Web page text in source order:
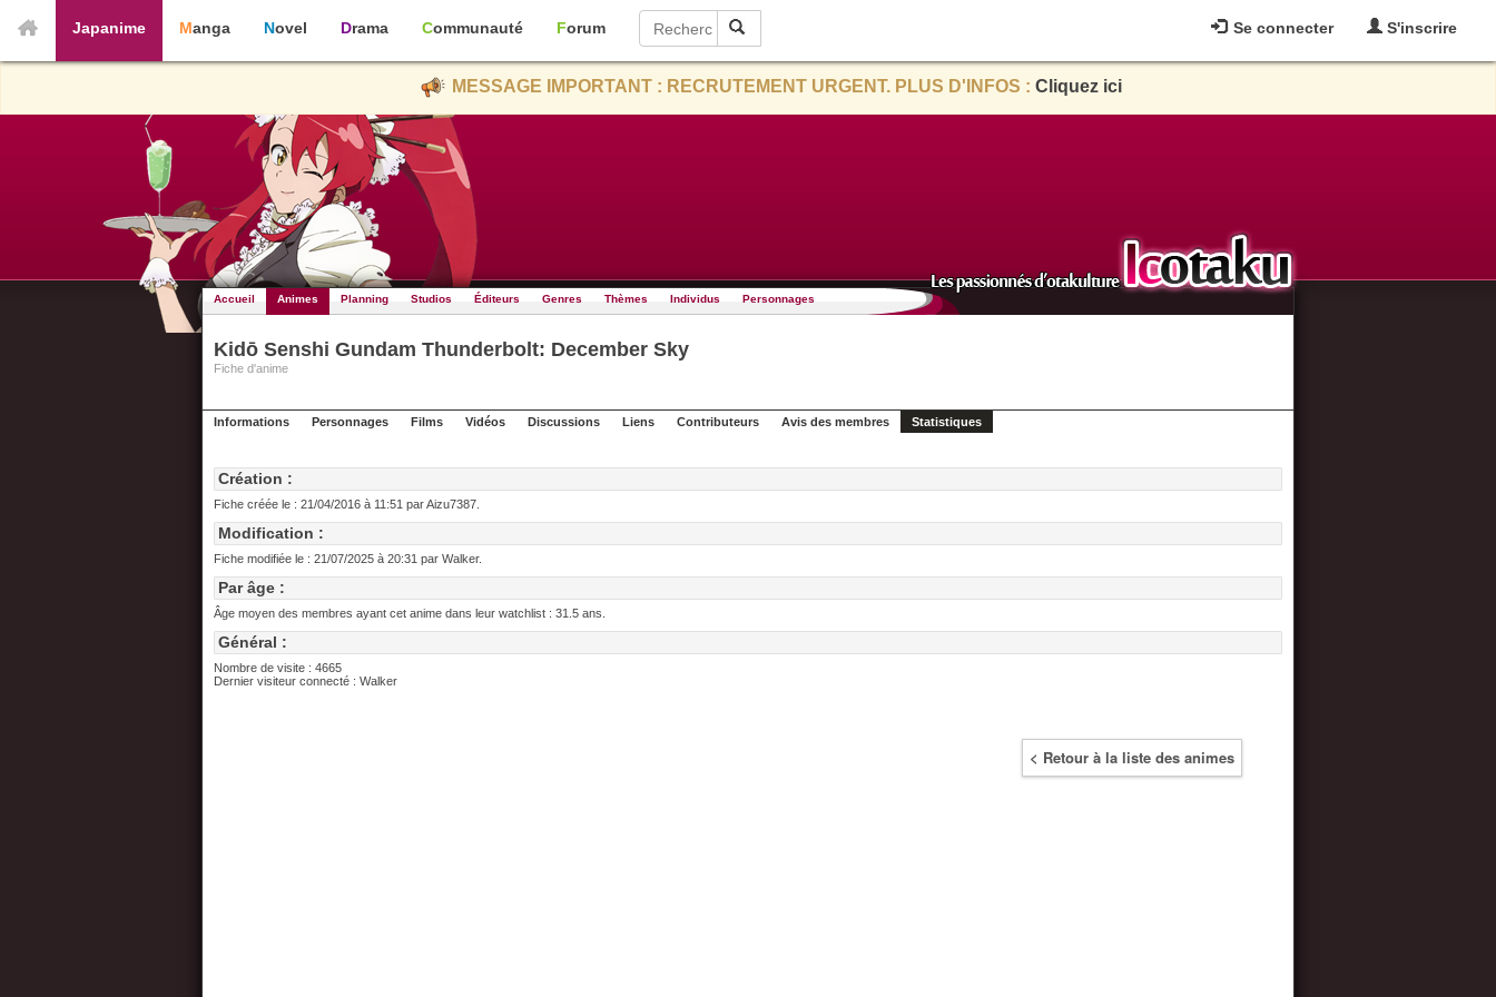
Se connecter S'inscrire
Japanime Manga Novel Drama Communauté Forum
MESSAGE IMPORTANT : RECRUTEMENT URGENT. PLUS D'INFOS : Cliquez ici
Accueil Animes Planning Studios Éditeurs Genres Thèmes Individus Personnages
Kidō Senshi Gundam Thunderbolt: December Sky
Fiche d'anime
Informations Personnages Films Vidéos Discussions Liens Contributeurs Avis des membres Statistiques
Création :
Fiche créée le : 21/04/2016 à 11:51 par Aizu7387.
Modification :
Fiche modifiée le : 21/07/2025 à 20:31 par Walker.
Par âge :
Âge moyen des membres ayant cet anime dans leur watchlist : 31.5 ans.
Général :
Nombre de visite : 4665
Dernier visiteur connecté : Walker
< Retour à la liste des animes